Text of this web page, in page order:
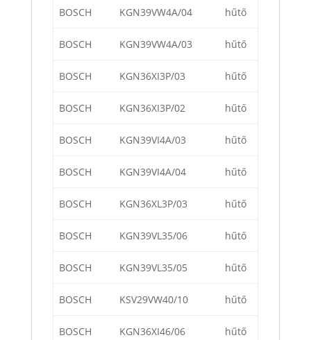
BOSCH KGN39VW4A/04 hűtő
BOSCH KGN39VW4A/03 hűtő
BOSCH KGN36XI3P/03 hűtő
BOSCH KGN36XI3P/02 hűtő
BOSCH KGN39VI4A/03 hűtő
BOSCH KGN39VI4A/04 hűtő
BOSCH KGN36XL3P/03 hűtő
BOSCH KGN39VL35/06 hűtő
BOSCH KGN39VL35/05 hűtő
BOSCH KSV29VW40/10 hűtő
BOSCH KGN36XI46/06 hűtő